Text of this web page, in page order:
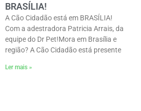
BRASÍLIA!
A Cão Cidadão está em BRASÍLIA!
Com a adestradora Patricia Arrais, da
equipe do Dr Pet!ㅤMora em Brasília e
região? A Cão Cidadão está presente
Ler mais »